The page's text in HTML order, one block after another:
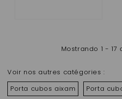
Mostrando 1 - 17
Voir nos autres catégories :
Porta cubos aixam
Porta